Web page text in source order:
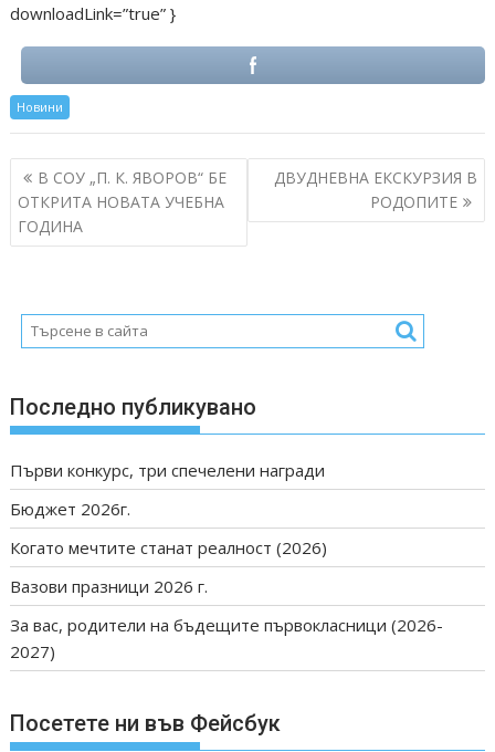
downloadLink=”true” }
Новини
Post
navigation
В СОУ „П. К. ЯВОРОВ“ БЕ
ОТКРИТА НОВАТА УЧЕБНА
ГОДИНА
ДВУДНЕВНА ЕКСКУРЗИЯ В
РОДОПИТЕ
Последно публикувано
Първи конкурс, три спечелени награди
Бюджет 2026г.
Когато мечтите станат реалност (2026)
Вазови празници 2026 г.
За вас, родители на бъдещите първокласници (2026-
2027)
Посетете ни във Фейсбук